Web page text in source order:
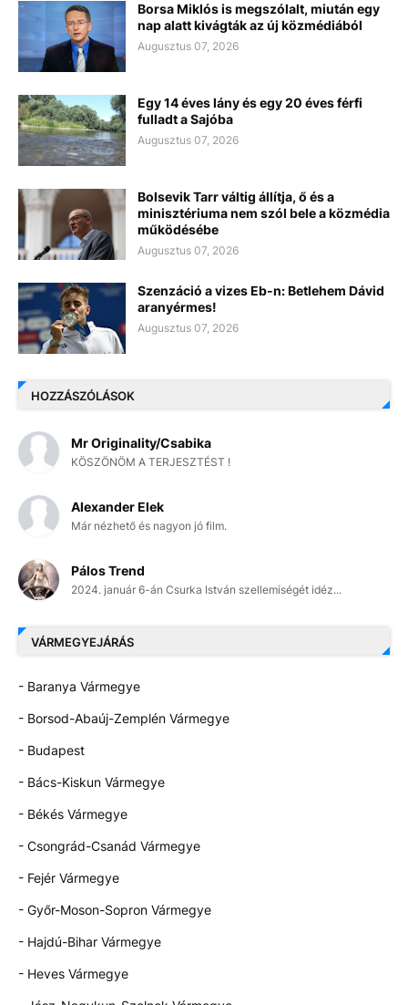
Borsa Miklós is megszólalt, miután egy
nap alatt kivágták az új közmédiából
Augusztus 07, 2026
Egy 14 éves lány és egy 20 éves férfi
fulladt a Sajóba
Augusztus 07, 2026
Bolsevik Tarr váltig állítja, ő és a
minisztériuma nem szól bele a közmédia
működésébe
Augusztus 07, 2026
Szenzáció a vizes Eb-n: Betlehem Dávid
aranyérmes!
Augusztus 07, 2026
HOZZÁSZÓLÁSOK
Mr Originality/Csabika
KÖSZÖNÖM A TERJESZTÉST !
Alexander Elek
Már nézhető és nagyon jó film.
Pálos Trend
2024. január 6-án Csurka István szellemiségét idéz...
VÁRMEGYEJÁRÁS
- Baranya Vármegye
- Borsod-Abaúj-Zemplén Vármegye
- Budapest
- Bács-Kiskun Vármegye
- Békés Vármegye
- Csongrád-Csanád Vármegye
- Fejér Vármegye
- Győr-Moson-Sopron Vármegye
- Hajdú-Bihar Vármegye
- Heves Vármegye